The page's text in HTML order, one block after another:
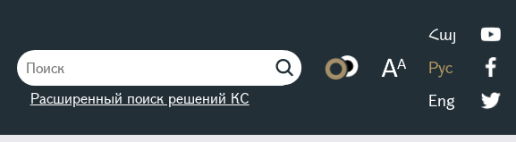
Расширенный поиск решений КС
Հայ
Рус
Eng